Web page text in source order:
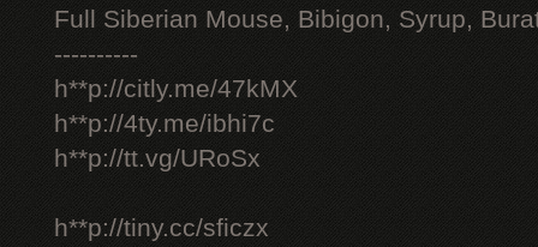
Full Siberian Mouse, Bibigon, Syrup,
----------
h**p://citly.me/47kMX
h**p://4ty.me/ibhi7c
h**p://tt.vg/URoSx
h**p://tiny.cc/sficzx